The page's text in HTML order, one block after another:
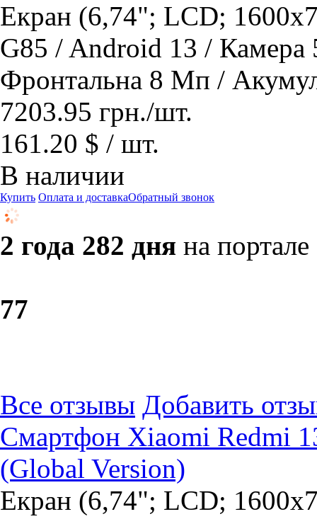
Екран (6,74"; LCD;
G85 / Android 13 /
Фронтальна 8 Мп /
7203.95 грн./шт.
161.20 $ / шт.
В наличии
Купить Оплата и доставкаОбратный звонок
2 года 282 дня на портале
77
Все отзывы Добавить
Смартфон Xiaomi Redmi
(Global Version)
Екран (6,74"; LCD;